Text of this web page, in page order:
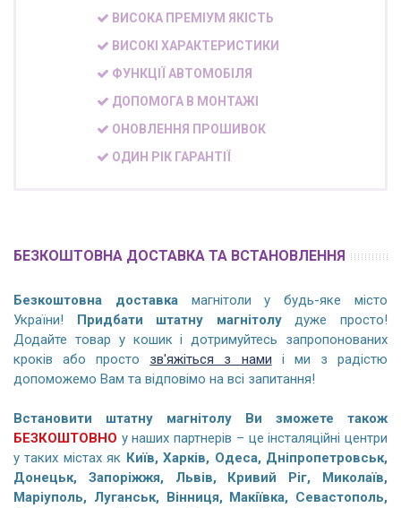
ВИСОКА ПРЕМІУМ ЯКІСТЬ
ВИСОКІ ХАРАКТЕРИСТИКИ
ФУНКЦІЇ АВТОМОБІЛЯ
ДОПОМОГА В МОНТАЖІ
ОНОВЛЕННЯ ПРОШИВОК
ОДИН РІК ГАРАНТІЇ
БЕЗКОШТОВНА ДОСТАВКА ТА ВСТАНОВЛЕННЯ
Безкоштовна доставкамагнітоли у будь-яке місто
України! Придбати штатну магнітолудуже просто!
Додайте товар у кошик і дотримуйтесь запропонованих
кроків або просто зв'яжіться з нами і ми з радістю
допоможемо Вам та відповімо на всі запитання!
Встановити штатну магнітолу Ви зможете також
БЕЗКОШТОВНО у наших партнерів – це інсталяційні центри
у таких містах як Київ, Харків, Одеса, Дніпропетровськ,
Донецьк, Запоріжжя, Львів, Кривий Ріг, Миколаїв,
Маріуполь, Луганськ, Вінниця, Макіївка, Севастополь,